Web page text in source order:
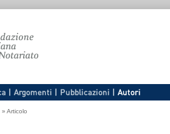
» Articolo